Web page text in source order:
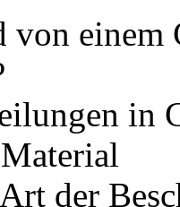
von einem
in
der